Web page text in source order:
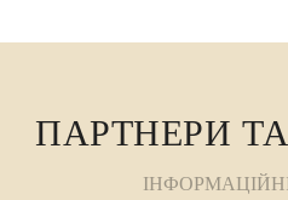
ПАРТНЕРИ